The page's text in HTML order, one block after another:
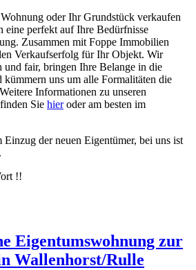
oder Ihr Grundstück verkaufen
eine perfekt auf Ihre Bedürfnisse
Zusammen mit Foppe Immobilien
Verkaufserfolg für Ihr Objekt. Wir
und fair, bringen Ihre Belange in die
kümmern uns um alle Formalitäten die
Informationen zu unseren
Sie hieroder am besten im
der neuen Eigentümer, bei uns ist
!!
Eigentumswohnung zur
Wallenhorst/Rulle